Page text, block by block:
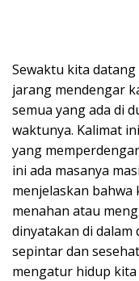
Sewaktu kita
jarang mendengar
semua yang ada di
waktunya. Kalimat
yang
ini ada masanya
menjelaskan bahwa
menahan atau
dinyatakan di dalam
sepintar dan
mengatur hidup